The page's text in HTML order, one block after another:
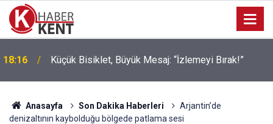
18:16 Küçük Bisiklet, Büyük Mesaj: “İzlemeyi Bırak!”
Anasayfa Son Dakika Haberleri
Arjantin’de
denizaltının kaybolduğu bölgede patlama sesi